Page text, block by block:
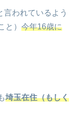
言われているよう
と） 今年16歳に
埼玉在住（もしく